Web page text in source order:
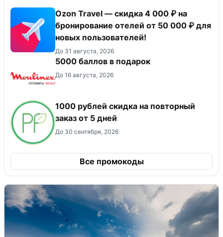
Ozon Travel — скидка 4 000 ₽ на
бронирование отелей от 50 000 ₽ для
новых пользователей!
До 31 августа, 2026
5000 баллов в подарок
До 16 августа, 2026
1000 рублей скидка на повторный
заказ от 5 дней
До 30 сентября, 2026
Все промокоды